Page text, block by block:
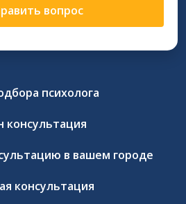
вопрос
психолога
консультация
в вашем городе
консультация